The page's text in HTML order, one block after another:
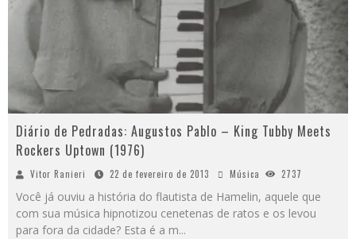
Diário de Pedradas: Augustos Pablo – King Tubby Meets
Rockers Uptown (1976)
Vitor Ranieri 22 de fevereiro de 2013 Música 2737
Você já ouviu a história do flautista de Hamelin, aquele que
com sua música hipnotizou cenetenas de ratos e os levou
para fora da cidade? Esta é a m...